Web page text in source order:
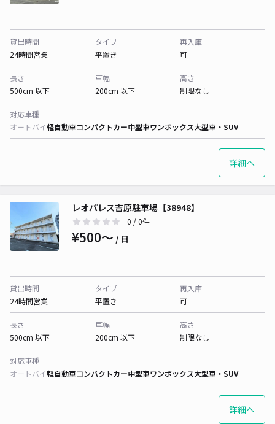
貸出時間
24時間営業
タイプ
平置き
再入庫
可
長さ
500cm 以下
車幅
200cm 以下
高さ
制限なし
対応車種
オートバイ軽自動車コンパクトカー中型車ワンボックス大型車・SUV
詳細へ
レオパレス吉原駐車場【38948】
0 / 0件
¥500〜 / 日
貸出時間
24時間営業
タイプ
平置き
再入庫
可
長さ
500cm 以下
車幅
200cm 以下
高さ
制限なし
対応車種
オートバイ軽自動車コンパクトカー中型車ワンボックス大型車・SUV
詳細へ